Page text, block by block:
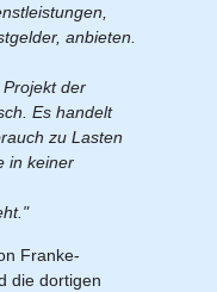
anbieten.
der
Es handelt
zu Lasten
in keiner
Franke-
die dortigen